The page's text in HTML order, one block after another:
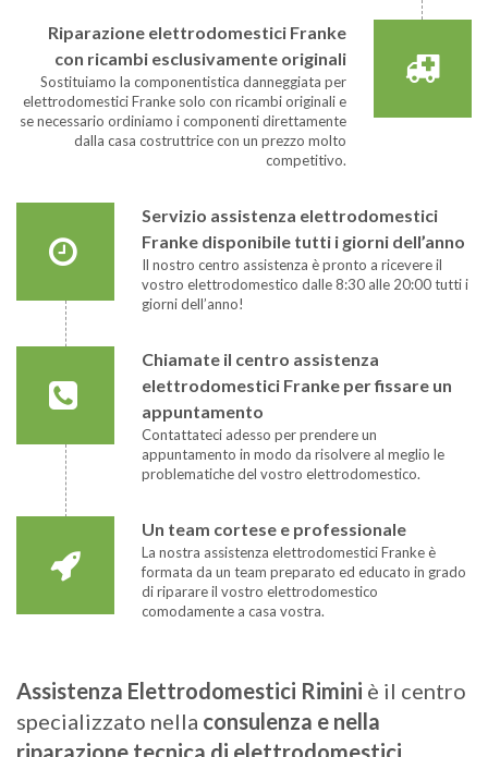
Riparazione elettrodomestici Franke
con ricambi esclusivamente originali
Sostituiamo la componentistica danneggiata per
elettrodomestici Franke solo con ricambi originali e
se necessario ordiniamo i componenti direttamente
dalla casa costruttrice con un prezzo molto
competitivo.
Servizio assistenza elettrodomestici
Franke disponibile tutti i giorni dell’anno
Il nostro centro assistenza è pronto a ricevere il
vostro elettrodomestico dalle 8:30 alle 20:00 tutti i
giorni dell’anno!
Chiamate il centro assistenza
elettrodomestici Franke per fissare un
appuntamento
Contattateci adesso per prendere un
appuntamento in modo da risolvere al meglio le
problematiche del vostro elettrodomestico.
Un team cortese e professionale
La nostra assistenza elettrodomestici Franke è
formata da un team preparato ed educato in grado
di riparare il vostro elettrodomestico
comodamente a casa vostra.
Assistenza Elettrodomestici Rimini è il centro
specializzato nella consulenza e nella
riparazione tecnica di elettrodomestici